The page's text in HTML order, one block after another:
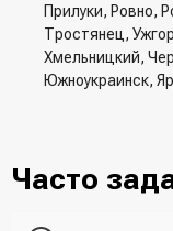
Прилуки, Ровно,
Тростянец,
Хмельницкий,
Южноукраинск,
Часто